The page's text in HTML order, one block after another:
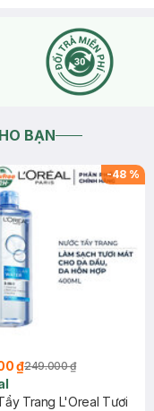
BẠN
-48 %
₫249.000 ₫
Trang L'Oreal Tươi